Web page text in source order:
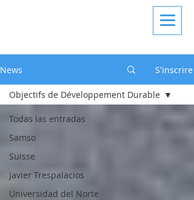
News S'inscrire
Todas las entradas
Samso
Suisse
Javier Trespalacios
Universidad del Norte
Objectifs de Développement Durable